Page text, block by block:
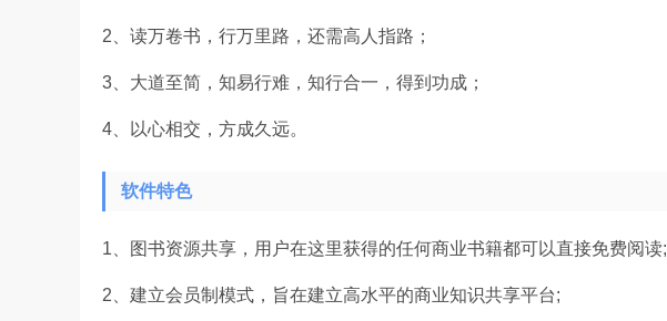
2、读万卷书，行万里路，还需高人指路；
3、大道至简，知易行难，知行合一，得到功成；
4、以心相交，方成久远。
软件特色
1、图书资源共享，用户在这里获得的任何商业书籍都可以直接免费阅读;
2、建立会员制模式，旨在建立高水平的商业知识共享平台;